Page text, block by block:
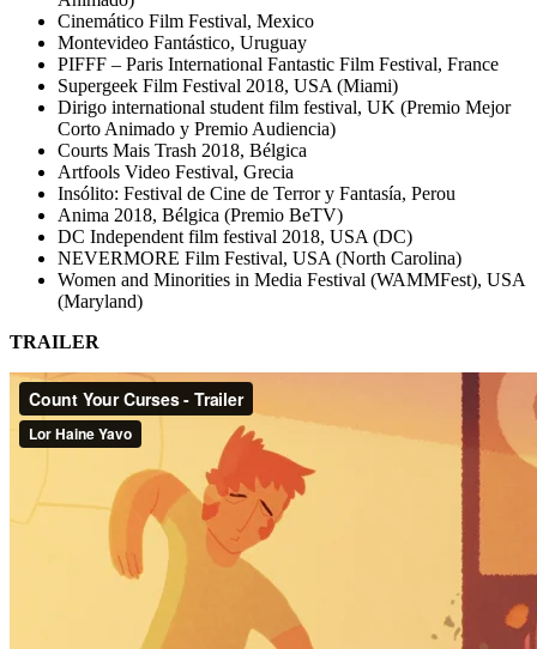
Cinemático Film Festival, Mexico
Montevideo Fantástico, Uruguay
PIFFF – Paris International Fantastic Film Festival, France
Supergeek Film Festival 2018, USA (Miami)
Dirigo international student film festival, UK (Premio Mejor
Corto Animado y Premio Audiencia)
Courts Mais Trash 2018, Bélgica
Artfools Video Festival, Grecia
Insólito: Festival de Cine de Terror y Fantasía, Perou
Anima 2018, Bélgica (Premio BeTV)
DC Independent film festival 2018, USA (DC)
NEVERMORE Film Festival, USA (North Carolina)
Women and Minorities in Media Festival (WAMMFest), USA
(Maryland)
TRAILER